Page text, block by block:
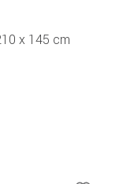
x 145 cm